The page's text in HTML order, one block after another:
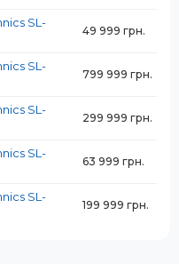
от вибраций.
с
прошлых
SL-
49 999 грн.
SL-
799 999 грн.
SL-
299 999 грн.
SL-
63 999 грн.
SL-
199 999 грн.